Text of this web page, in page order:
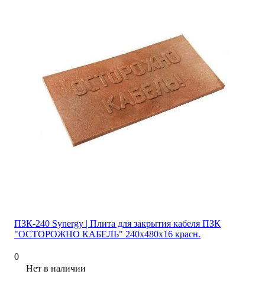
ПЗК-240 Synergy | Плита для закрытия кабеля ПЗК
"ОСТОРОЖНО КАБЕЛЬ" 240х480х16 красн.
0
Нет в наличии